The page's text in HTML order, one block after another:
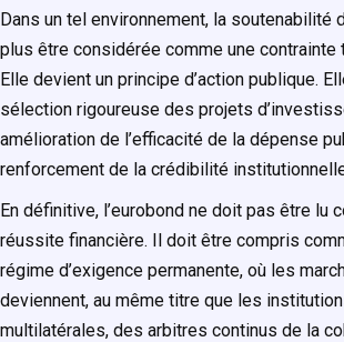
Dans un tel environnement, la soutenabilité
plus être considérée comme une contrainte
Elle devient un principe d’action publique.
sélection rigoureuse des projets
amélioration de l’efficacité de la dépense
renforcement de la crédibilité
En définitive, l’eurobond ne doit pas être lu
réussite financière. Il doit être compris
régime d’exigence permanente, où les
deviennent, au même titre que les
multilatérales, des arbitres continus de la